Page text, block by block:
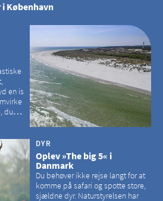
København
en is
du
DYR
Oplev »The big 5« i
Danmark
Du behøver ikke rejse langt for at
komme på safari og spotte store,
sjældne dyr. Naturstyrelsen har